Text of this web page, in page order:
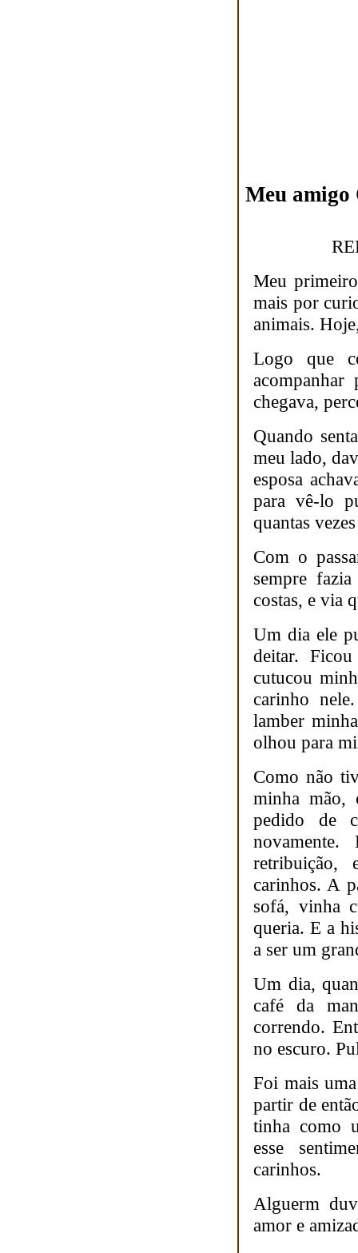
Meu amigo
Meu
mais por
animais.
Logo que
chegava,
Quando
meu lado,
esposa
para vê-lo
quantas
Com o
sempre
costas, e via
Um dia ele
deitar.
cutucou
carinho
lamber
olhou para
Como não
minha mão,
pedido de
retribuição,
carinhos. A
sofá, vinha
queria. E a
a ser um
Um dia,
café da
correndo.
no escuro.
Foi mais
partir de
tinha como
esse
carinhos.
Alguerm
amor e